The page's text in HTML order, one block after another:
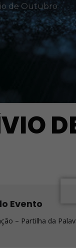
de Outubro
Evento
– Partilha da